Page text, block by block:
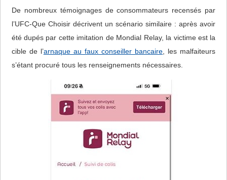
De nombreux témoignages de consommateurs recensés par
l’UFC-Que Choisir décrivent un scénario similaire : après avoir
été dupés par cette imitation de Mondial Relay, la victime est la
cible de l’arnaque au faux conseiller bancaire, les malfaiteurs
s’étant procuré tous les renseignements nécessaires.